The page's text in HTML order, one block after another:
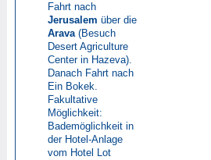
Fahrt nach
Jerusalem über die
Arava (Besuch
Desert Agriculture
Center in Hazeva).
Danach Fahrt nach
Ein Bokek.
Fakultative
Möglichkeit:
Bademöglichkeit in
der Hotel-Anlage
vom Hotel Lot